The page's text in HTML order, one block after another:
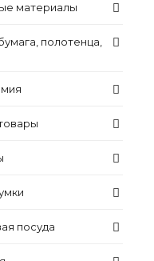
материалы
полотенца,
посуда